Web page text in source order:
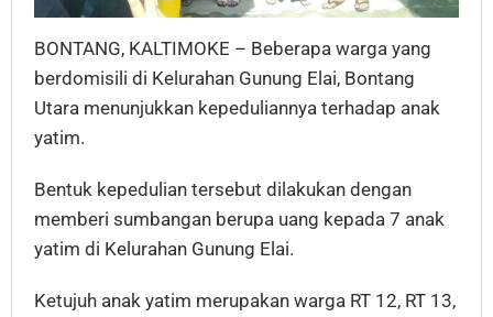
BONTANG, KALTIMOKE – Beberapa warga yang
berdomisili di Kelurahan Gunung Elai, Bontang
Utara menunjukkan kepeduliannya terhadap anak
yatim.
Bentuk kepedulian tersebut dilakukan dengan
memberi sumbangan berupa uang kepada 7 anak
yatim di Kelurahan Gunung Elai.
Ketujuh anak yatim merupakan warga RT 12, RT 13,